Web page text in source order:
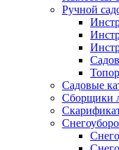
Ручной
Садовые
Сборщики